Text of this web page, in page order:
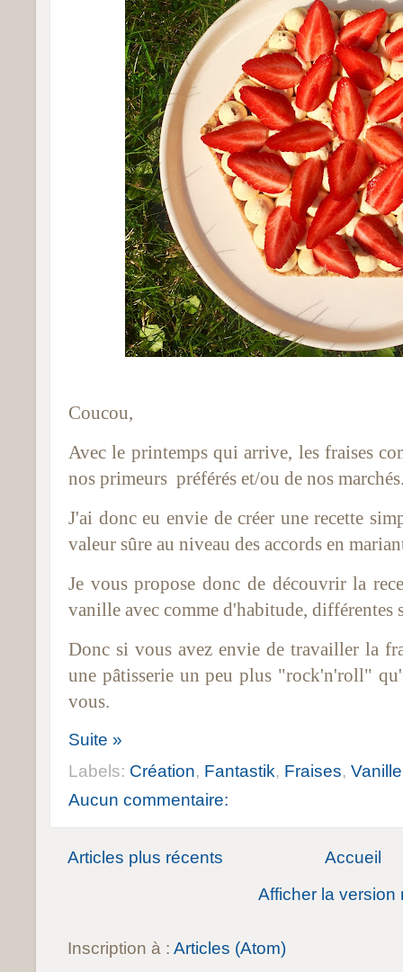
Coucou,
Avec le printemps qui arrive, les fraises
nos primeurs préférés et/ou de nos
J'ai donc eu envie de créer une recette
valeur sûre au niveau des accords en
Je vous propose donc de découvrir la
vanille avec comme d'habitude, différentes
Donc si vous avez envie de travailler la
une pâtisserie un peu plus "rock'n'roll"
vous.
Suite »
Labels: Création, Fantastik, Fraises, Vanille
Aucun commentaire:
Articles plus récents
Accueil
Afficher la version
Inscription à : Articles (Atom)